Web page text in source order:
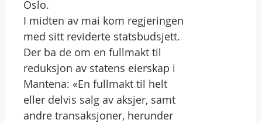
Oslo.
I midten av mai kom regjeringen
med sitt reviderte statsbudsjett.
Der ba de om en fullmakt til
reduksjon av statens eierskap i
Mantena: «En fullmakt til helt
eller delvis salg av aksjer, samt
andre transaksjoner, herunder